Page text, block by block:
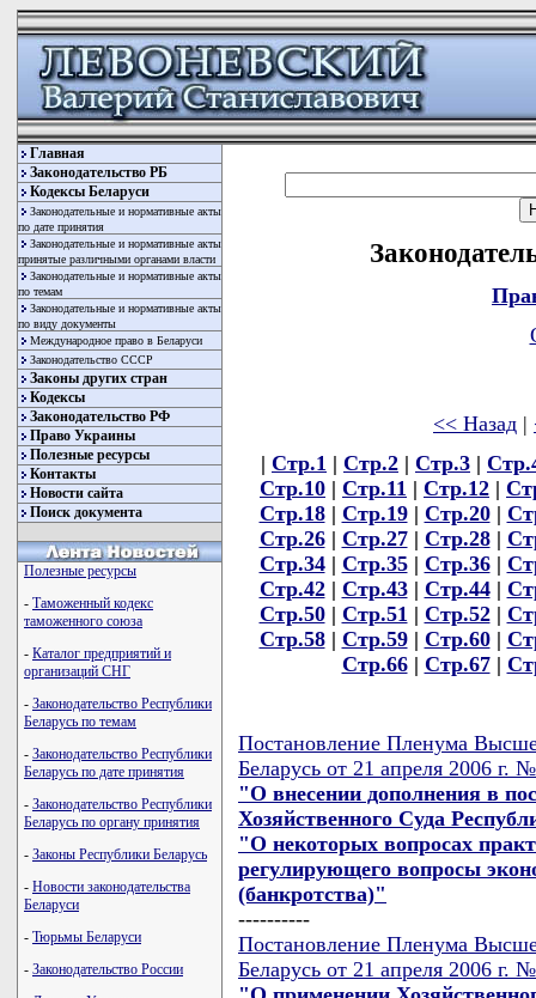
Главная
Законодательство РБ
Кодексы Беларуси
Законодательные и нормативные акты
по дате принятия
Законодательные и нормативные акты
принятые различными органами власти
Законодательные и нормативные акты
по темам
Законодательные и нормативные акты
по виду документы
Международное право в Беларуси
Законодательство СССР
Законы других стран
Кодексы
Законодательство РФ
Право Украины
Полезные ресурсы
Контакты
Новости сайта
Поиск документа
Полезные ресурсы
- Таможенный кодекс
таможенного союза
- Каталог предприятий и
организаций СНГ
- Законодательство Республики
Беларусь по темам
- Законодательство Республики
Беларусь по дате принятия
- Законодательство Республики
Беларусь по органу принятия
- Законы Республики Беларусь
- Новости законодательства
Беларуси
- Тюрьмы Беларуси
- Законодательство России
<< Назад |
| Стр.1 | Стр.2 | Стр.3 |
Стр.10 | Стр.11 | Стр.12 |
Стр.18| Стр.19| Стр.20|
Стр.26| Стр.27| Стр.28|
Стр.34| Стр.35| Стр.36|
Стр.42| Стр.43| Стр.44|
Стр.50| Стр.51 | Стр.52|
Стр.58| Стр.59| Стр.60|
Стр.66| Стр.67|
Постановление Пленума
Беларусь от 21 апреля 2006 г.
"О внесении дополнения в
Хозяйственного Суда
"О некоторых вопросах
регулирующего вопросы
(банкротства)"
----------
Постановление Пленума
Беларусь от 21 апреля 2006 г.